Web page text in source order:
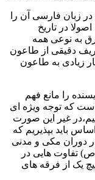
زبان فارسی آن را
در تاریخ
به نوعی همه
دقیقی از طاعون
زیادی به طاعون
را مانع فهم
که توجه ویژه ای
غیر این صورت
باید بپذیریم که
دوران مکی و مدنی
تفاوت هایی در
یک از فرقه های